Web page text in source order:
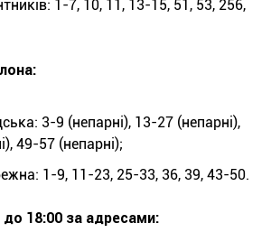
1-7, 10, 11, 13-15, 51, 53, 256,
3-9 (непарні), 13-27 (непарні),
49-57 (непарні);
1-9, 11-23, 25-33, 36, 39, 43-50.
до 18:00 за адресами: